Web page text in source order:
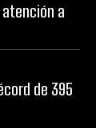
a
de 395